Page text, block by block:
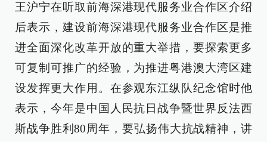
王沪宁在听取前海深港现代服务业合作区介绍
后表示，建设前海深港现代服务业合作区是推
进全面深化改革开放的重大举措，要探索更多
可复制可推广的经验，为推进粤港澳大湾区建
设发挥更大作用。在参观东江纵队纪念馆时他
表示，今年是中国人民抗日战争暨世界反法西
斯战争胜利80周年，要弘扬伟大抗战精神，讲